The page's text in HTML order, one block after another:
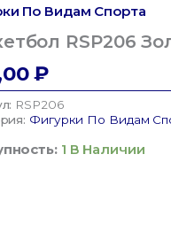
По Видам Спорта
RSP206
₽
RSP206
Фигурки По Видам
1 В Наличии